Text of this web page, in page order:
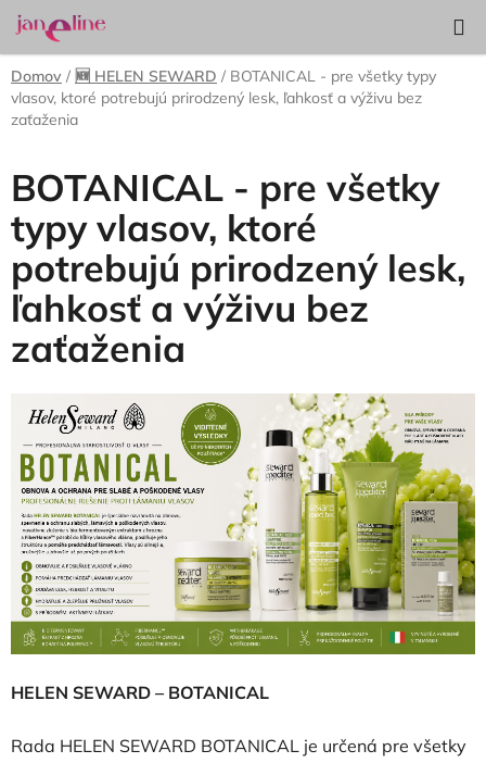
Prejsť
na
obsah
KOŠÍK
Domov / 🆕 HELEN SEWARD / BOTANICAL - pre všetky typy
vlasov, ktoré potrebujú prirodzený lesk, ľahkosť a výživu bez
zaťaženia
BOTANICAL - pre všetky
typy vlasov, ktoré
potrebujú prirodzený lesk,
ľahkosť a výživu bez
zaťaženia
HELEN SEWARD – BOTANICAL
Rada HELEN SEWARD BOTANICAL je určená pre všetky